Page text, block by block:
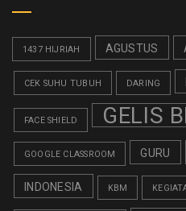
1437 HIJRIAH AGUSTUS
CEK SUHU TUBUH DARING
FACE SHIELD GELIS
GOOGLE CLASSROOM GURU
INDONESIA KBM